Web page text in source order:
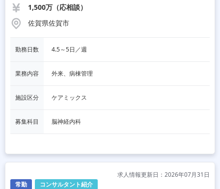
1,500万（応相談）
佐賀県佐賀市
勤務日数 4.5～5日／週
業務内容 外来、病棟管理
施設区分 ケアミックス
募集科目 脳神経内科
常勤 コンサルタント紹介
求人情報更新日：2026年07月31日